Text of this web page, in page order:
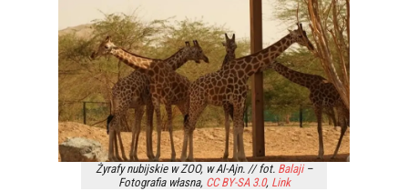
Żyrafy nubijskie w ZOO, w Al-Ajn. // fot. Balaji–
Fotografia własna, CC BY-SA 3.0, Link